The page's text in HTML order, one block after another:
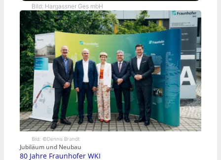
Bild: Hargassner Ges mbH
Bild: ©Dennis Brandt
Jubiläum und Neubau
80 Jahre Fraunhofer WKI